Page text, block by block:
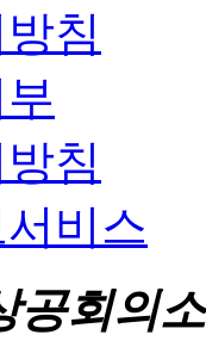
침
침
비스
공회의소